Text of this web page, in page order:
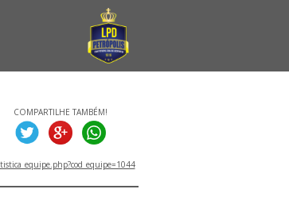
COMPARTILHE TAMBÉM!